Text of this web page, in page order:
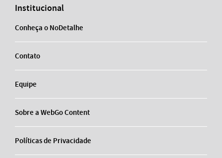
Institucional
Conheça o NoDetalhe
Contato
Equipe
Sobre a WebGo Content
Políticas de Privacidade